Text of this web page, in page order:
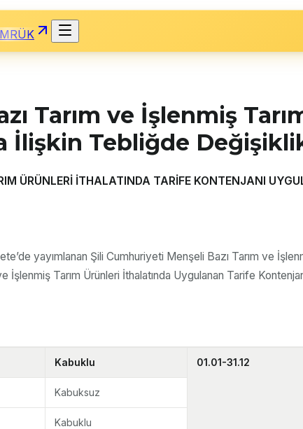
Tarım ve İşlenmiş
İlişkin Tebliğde
ÜRÜNLERİ İTHALATINDA TARİFE KONTENJANI
yayımlanan Şili Cumhuriyeti Menşeli Bazı Tarım ve
Tarım Ürünleri İthalatında Uygulanan Tarife
Kabuklu 01.01-31.12
Kabuksuz
Kabuklu